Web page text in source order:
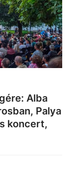
Alba
Palya
koncert,